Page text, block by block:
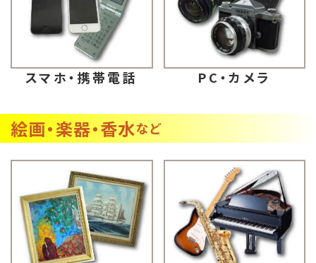
スマホ・携帯電話 PC・カメラ
絵画・楽器・香水など